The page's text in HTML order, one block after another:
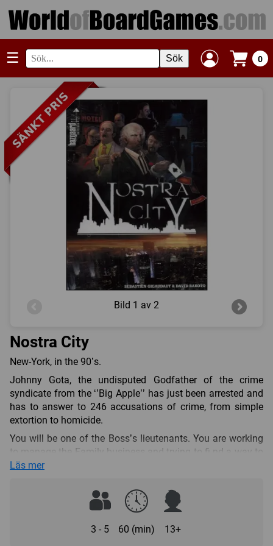
☰ Sök 0
Bild 1 av 2
Nostra City
New-York, in the 90’s.
Johnny Gota, the undisputed Godfather of the crime
syndicate from the ‘’Big Apple’’ has just been arrested and
has to answer to 246 accusations of crime, from simple
extortion to homicide.
You will be one of the Boss’s lieutenants. You are working
to manage the Family business and trying to fi nd a way to
make your Boss free of all charges brought against him.
as they should be. Some of them just want to take the
Boss’s place, with or without his agreement and some are
divided into 4 phases. During the Business phase, the
Läs mer
3 - 5 60 (min) 13+